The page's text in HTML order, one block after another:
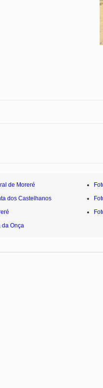
de Moreré
dos Castelhanos
da Onça